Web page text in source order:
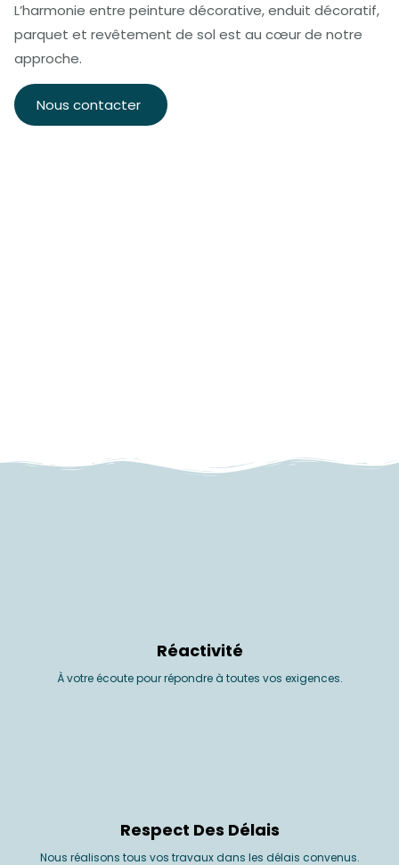
L’harmonie entre peinture décorative, enduit décoratif,
parquet et revêtement de sol est au cœur de notre
approche.
Nous contacter
Réactivité
À votre écoute pour répondre à toutes vos exigences.
Respect Des Délais
Nous réalisons tous vos travaux dans les délais convenus.